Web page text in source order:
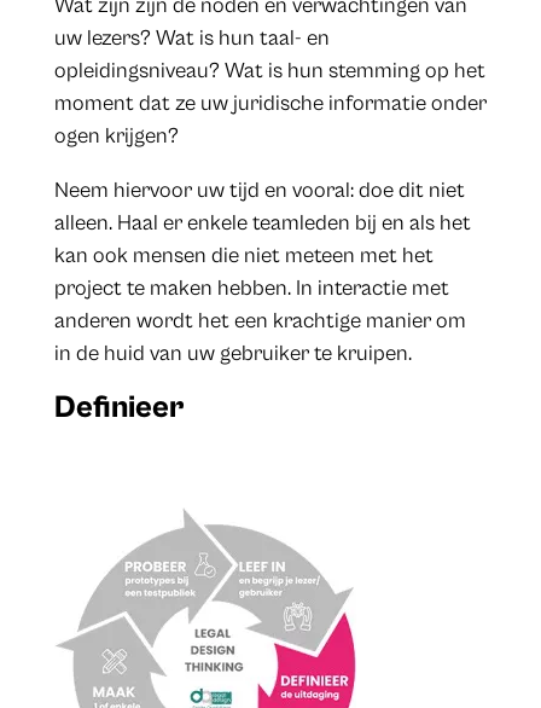
uw lezers? Wat is hun taal- en
opleidingsniveau? Wat is hun stemming op het
moment dat ze uw juridische informatie onder
ogen krijgen?
Neem hiervoor uw tijd en vooral: doe dit niet
alleen. Haal er enkele teamleden bij en als het
kan ook mensen die niet meteen met het
project te maken hebben. In interactie met
anderen wordt het een krachtige manier om
in de huid van uw gebruiker te kruipen.
Definieer